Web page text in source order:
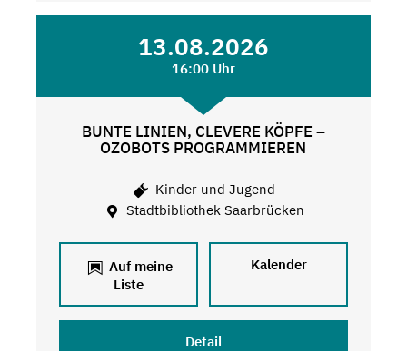
13.08.2026
16:00 Uhr
BUNTE LINIEN, CLEVERE KÖPFE –
OZOBOTS PROGRAMMIEREN
Kinder und Jugend
Stadtbibliothek Saarbrücken
Auf meine
Liste
Kalender
Detail